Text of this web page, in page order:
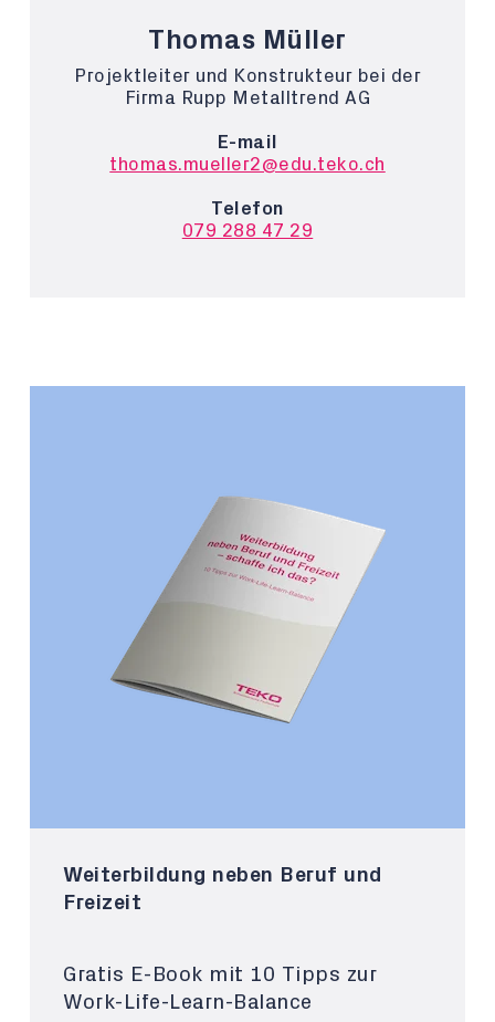
Thomas Müller
Projektleiter und Konstrukteur bei der
Firma Rupp Metalltrend AG
E-mail
thomas.mueller2@edu.teko.ch
Telefon
079 288 47 29
Weiterbildung neben Beruf und
Freizeit
Gratis E-Book mit 10 Tipps zur
Work-Life-Learn-Balance